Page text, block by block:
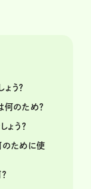
う？
何のため？
ょう？
のために使